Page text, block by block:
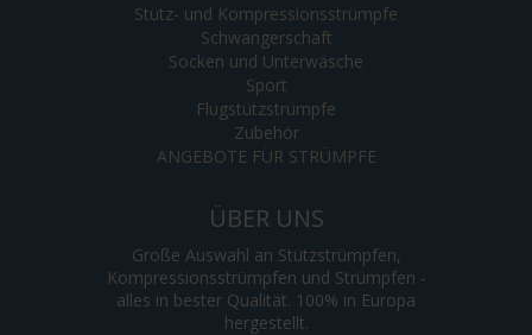
Stütz- und Kompressionsstrümpfe
Schwangerschaft
Socken und Unterwäsche
Sport
Flugstützstrümpfe
Zubehör
ANGEBOTE FÜR STRÜMPFE
ÜBER UNS
Große Auswahl an Stützstrümpfen,
Kompressionsstrümpfen und Strümpfen -
alles in bester Qualität. 100% in Europa
hergestellt.